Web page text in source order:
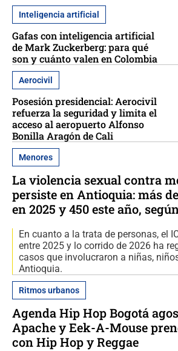
Inteligencia artificial
Gafas con inteligencia artificial
de Mark Zuckerberg: para qué
son y cuánto valen en Colombia
Aerocivil
Posesión presidencial: Aerocivil
refuerza la seguridad y limita el
acceso al aeropuerto Alfonso
Bonilla Aragón de Cali
Menores
La violencia sexual contra
persiste en Antioquia: más
en 2025 y 450 este año,
En cuanto a la trata de personas, el
entre 2025 y lo corrido de 2026 ha
casos que involucraron a niñas,
Antioquia.
Ritmos urbanos
Agenda Hip Hop Bogotá
Apache y Eek-A-Mouse
con Hip Hop y Reggae